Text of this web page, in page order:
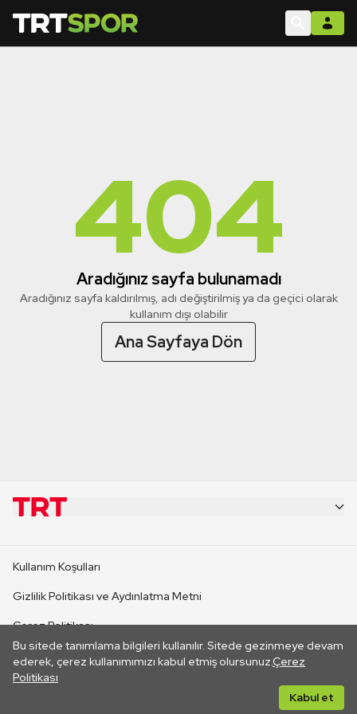
404
Aradığınız sayfa bulunamadı
Aradığınız sayfa kaldırılmış, adı değiştirilmiş ya da geçici olarak
kullanım dışı olabilir
Ana Sayfaya Dön
Bu sitede tanımlama bilgileri kullanılır. Sitede gezinmeye devam
ederek, çerez kullanımımızı kabul etmiş olursunuz.Çerez
Politikası
Kabul et
CANLI YAYINLAR
Kullanım Koşulları
Gizlilik Politikası ve Aydınlatma Metni
Çerez Politikası
İletişim
Her hakkı saklıdır. ©2026 TRT. Bağlantı yoluyla gidilen dış